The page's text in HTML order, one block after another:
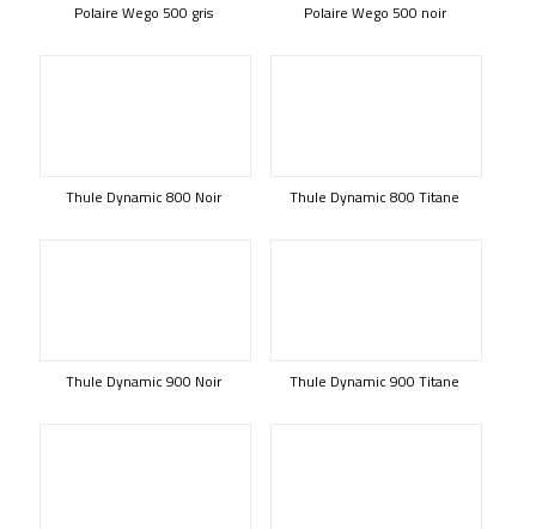
Polaire Wego 500 gris Polaire Wego 500 noir
Thule Dynamic 800 Noir Thule Dynamic 800 Titane
Thule Dynamic 900 Noir Thule Dynamic 900 Titane